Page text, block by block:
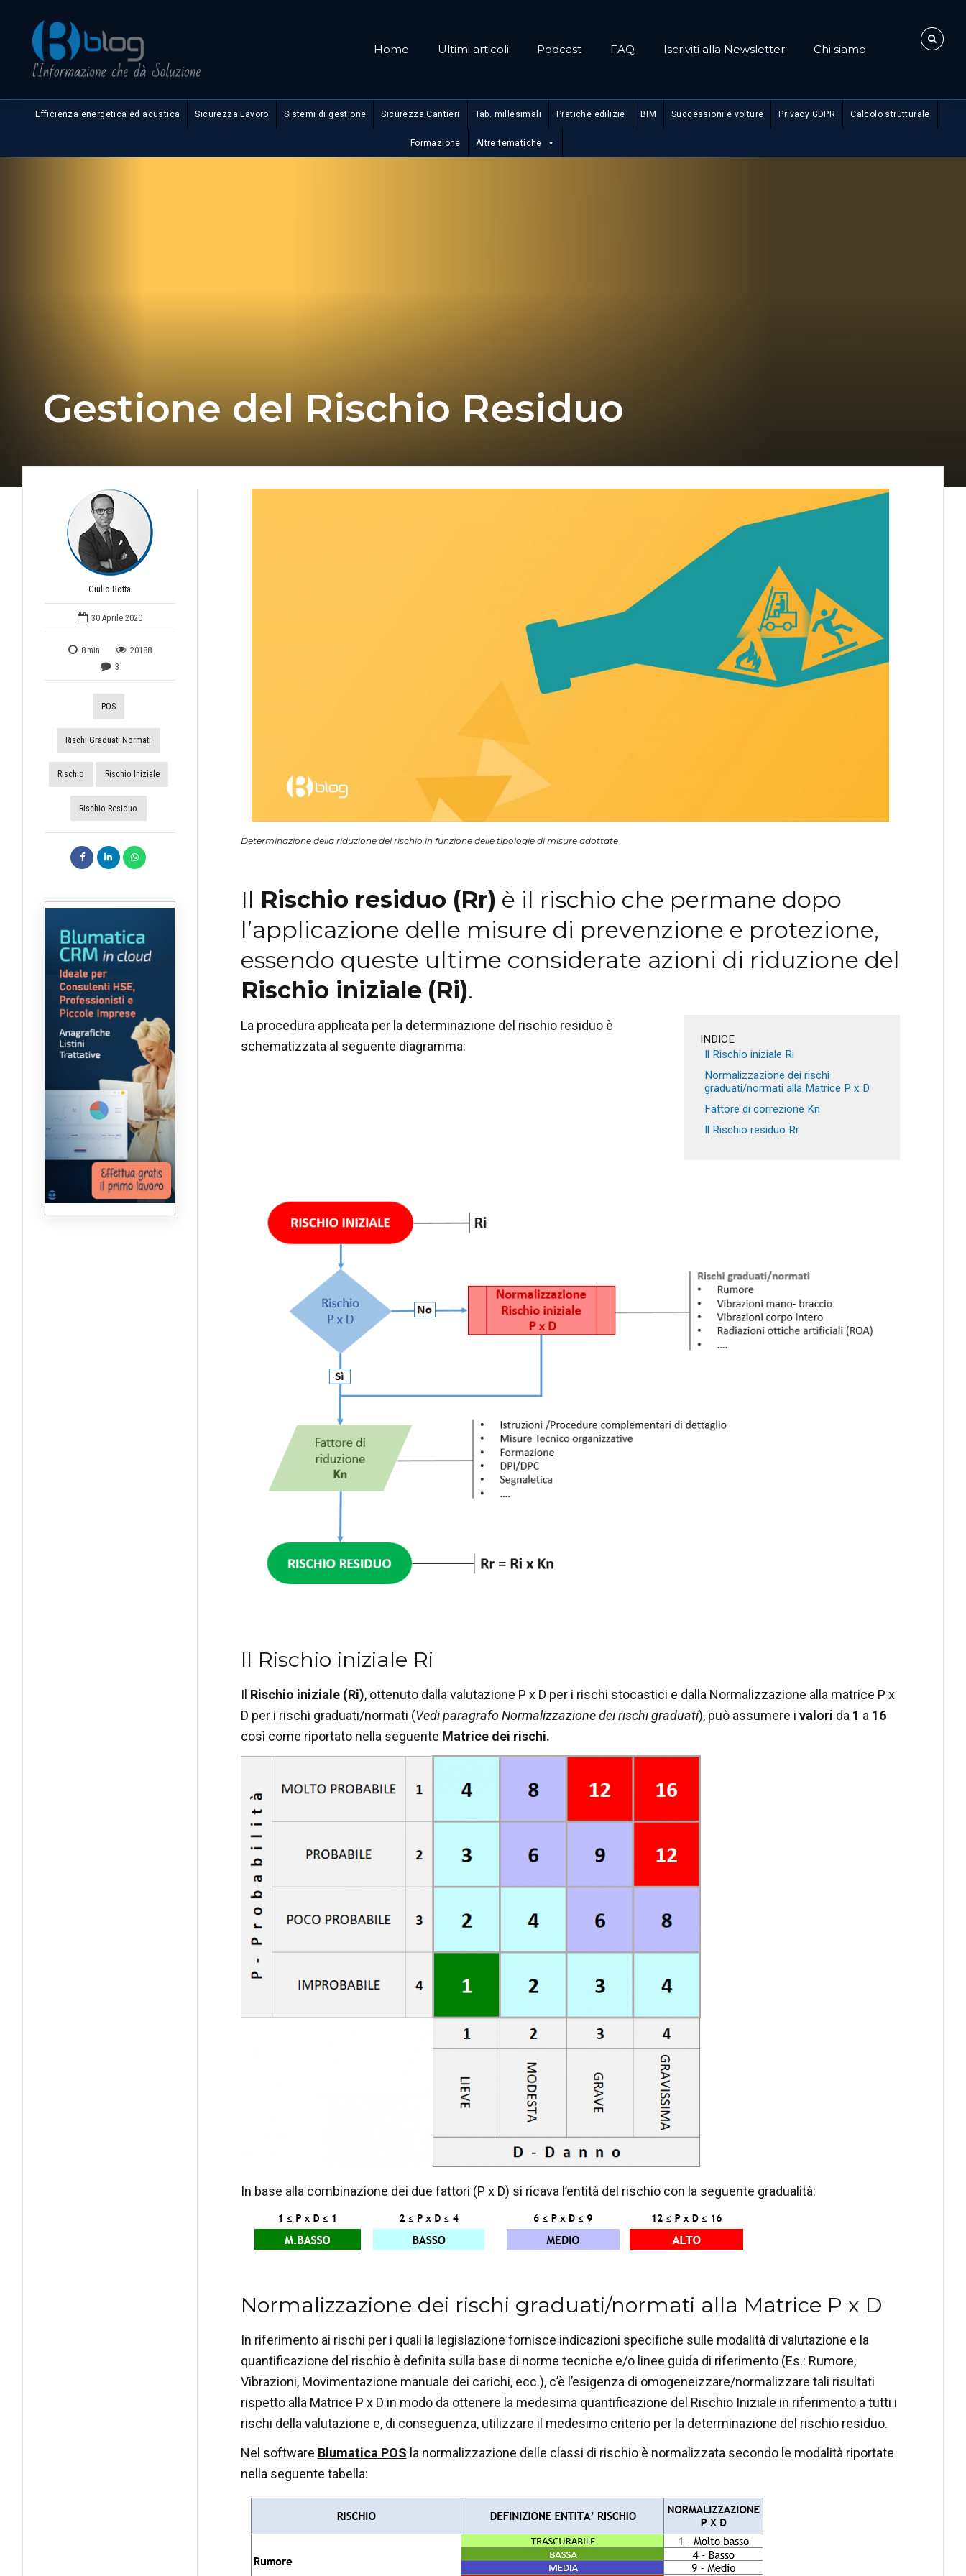
Home Ultimi articoli Podcast FAQ Iscriviti alla Newsletter Chi siamo
Efficienza energetica ed acustica Sicurezza Lavoro Sistemi di gestione Sicurezza Cantieri Tab. millesimali Pratiche edilizie BIM Successioni e volture Privacy GDPR Calcolo strutturale
Formazione Altre tematiche
Gestione del Rischio Residuo
Giulio Botta
30 Aprile 2020
8 min
20188
3
POS
Rischi Graduati Normati
Rischio Rischio Iniziale
Rischio Residuo
Determinazione della riduzione del rischio in funzione delle tipologie di misure adottate
Il Rischio residuo (Rr) è il rischio che permane dopo
l’applicazione delle misure di prevenzione e protezione,
essendo queste ultime considerate azioni di riduzione del
Rischio iniziale (Ri).
INDICE
Il Rischio iniziale Ri
Normalizzazione dei rischi
graduati/normati alla Matrice P x D
Fattore di correzione Kn
Il Rischio residuo Rr
La procedura applicata per la determinazione del rischio residuo è
schematizzata al seguente diagramma:
Il Rischio iniziale Ri
Il Rischio iniziale (Ri), ottenuto dalla valutazione P x D per i rischi stocastici e dalla Normalizzazione alla matrice P x
D per i rischi graduati/normati (Vedi paragrafo Normalizzazione dei rischi graduati), può assumere i valori da 1 a 16
così come riportato nella seguente Matrice dei rischi.
In base alla combinazione dei due fattori (P x D) si ricava l’entità del rischio con la seguente gradualità:
Normalizzazione dei rischi graduati/normati alla Matrice P x D
In riferimento ai rischi per i quali la legislazione fornisce indicazioni specifiche sulle modalità di valutazione e la
quantificazione del rischio è definita sulla base di norme tecniche e/o linee guida di riferimento (Es.: Rumore,
Vibrazioni, Movimentazione manuale dei carichi, ecc.), c’è l’esigenza di omogeneizzare/normalizzare tali risultati
rispetto alla Matrice P x D in modo da ottenere la medesima quantificazione del Rischio Iniziale in riferimento a tutti i
rischi della valutazione e, di conseguenza, utilizzare il medesimo criterio per la determinazione del rischio residuo.
Nel software Blumatica POS la normalizzazione delle classi di rischio è normalizzata secondo le modalità riportate
nella seguente tabella: